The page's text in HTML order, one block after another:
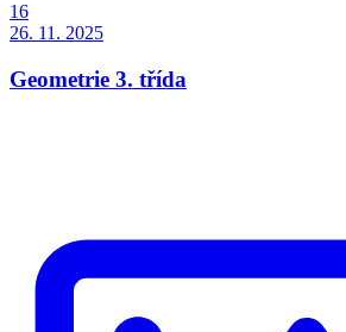
16
26. 11. 2025
Geometrie 3. třída